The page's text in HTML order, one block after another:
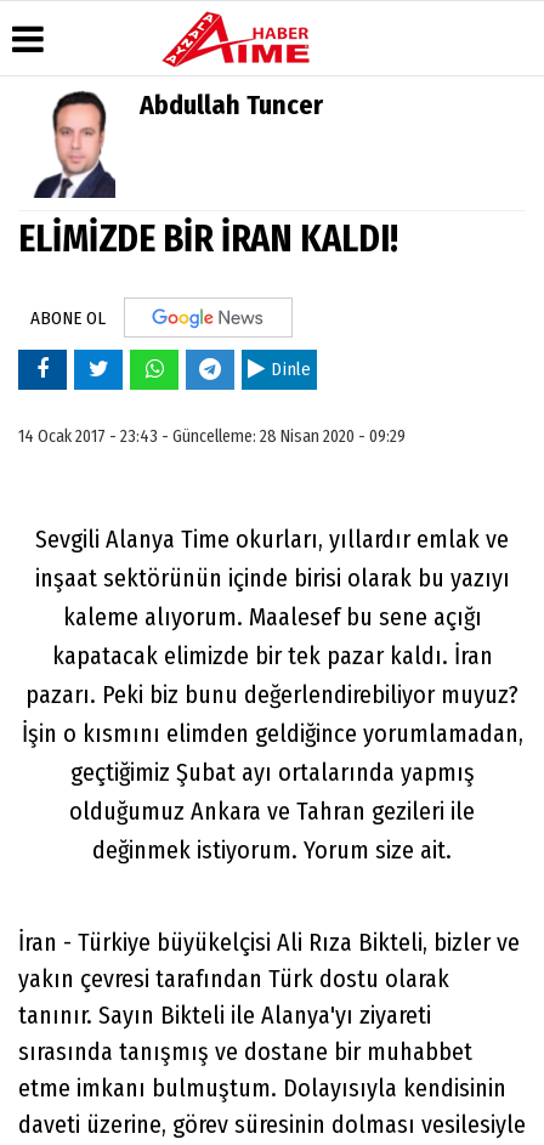
Üye Paneli
Haber
Arşivi
Dergi
Haberleri
Manşetleri
Biyografiler
Galeri
Abdullah Tuncer
ELİMİZDE BİR İRAN KALDI!
ABONE OL
Dinle
14 Ocak 2017 - 23:43 - Güncelleme: 28 Nisan 2020 - 09:29
Sevgili Alanya Time okurları, yıllardır emlak ve
inşaat sektörünün içinde birisi olarak bu yazıyı
kaleme alıyorum. Maalesef bu sene açığı
kapatacak elimizde bir tek pazar kaldı. İran
pazarı. Peki biz bunu değerlendirebiliyor muyuz?
İşin o kısmını elimden geldiğince yorumlamadan,
geçtiğimiz Şubat ayı ortalarında yapmış
olduğumuz Ankara ve Tahran gezileri ile
değinmek istiyorum. Yorum size ait.
İran - Türkiye büyükelçisi Ali Rıza Bikteli, bizler ve
yakın çevresi tarafından Türk dostu olarak
tanınır. Sayın Bikteli ile Alanya'yı ziyareti
sırasında tanışmış ve dostane bir muhabbet
etme imkanı bulmuştum. Dolayısıyla kendisinin
daveti üzerine, görev süresinin dolması vesilesiyle